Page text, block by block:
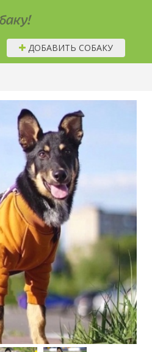
ДОБАВИТЬ СОБАКУ